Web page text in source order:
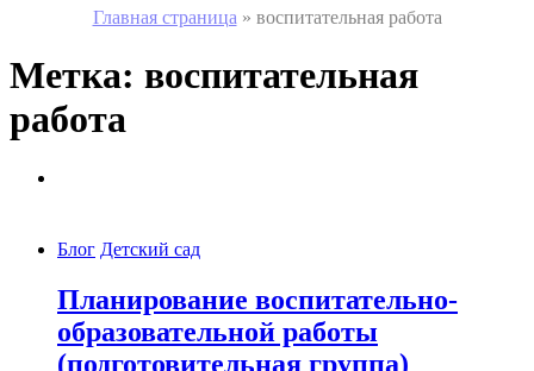
Главная страница » воспитательная работа
Метка: воспитательная
работа
Блог Детский сад
Планирование воспитательно-
образовательной работы
(подготовительная группа)